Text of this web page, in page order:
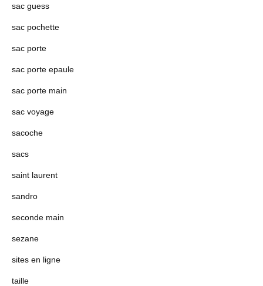
sac guess
sac pochette
sac porte
sac porte epaule
sac porte main
sac voyage
sacoche
sacs
saint laurent
sandro
seconde main
sezane
sites en ligne
taille